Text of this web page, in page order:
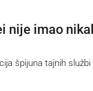
nije imao
špijuna tajnih službi